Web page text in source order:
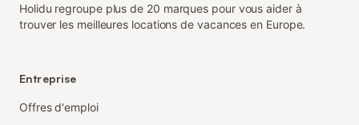
Holidu regroupe plus de 20 marques pour vous aider à
trouver les meilleures locations de vacances en Europe.
Entreprise
Offres d'emploi